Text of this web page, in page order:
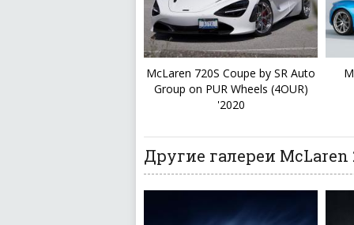
McLaren 720S Coupe by SR Auto
Group on PUR Wheels (4OUR)
'2020
Другие галереи McLaren